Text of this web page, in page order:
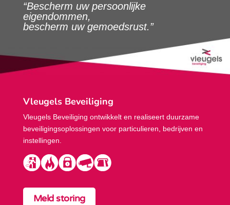
“Bescherm uw persoonlijke
eigendommen,
bescherm uw gemoedsrust.”
Vleugels Beveiliging
Vleugels Beveiliging ontwikkelt en realiseert duurzame
beveiligings­oplossingen voor particulieren, bedrijven en
instellingen.
Meld storing